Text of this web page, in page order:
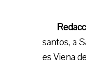
santos, a
es Viena